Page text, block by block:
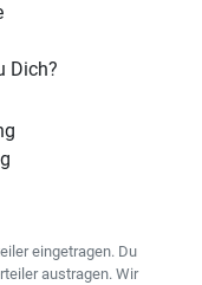
Dich?
eingetragen. Du
austragen. Wir